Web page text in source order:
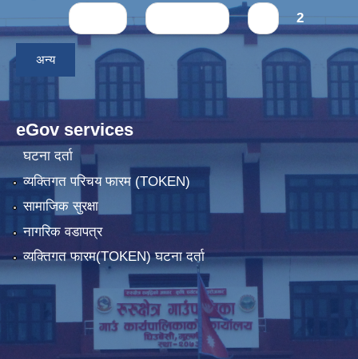
Pages 2
अन्य
eGov services
घटना दर्ता
व्यक्तिगत परिचय फारम (TOKEN)
सामाजिक सुरक्षा
नागरिक वडापत्र
व्यक्तिगत फारम(TOKEN) घटना दर्ता